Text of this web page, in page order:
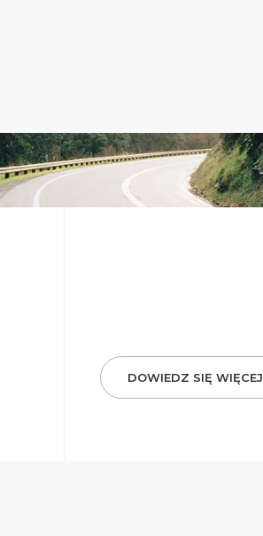
DOWIEDZ SIĘ WIĘCEJ